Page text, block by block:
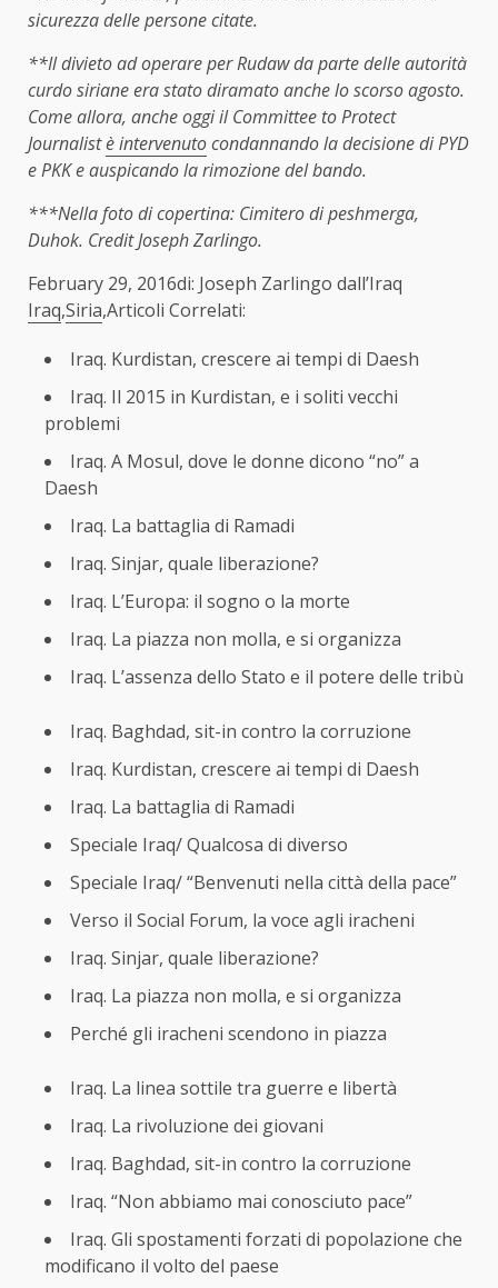
sicurezza delle persone citate.
**Il divieto ad operare per Rudaw da parte delle autorità
curdo siriane era stato diramato anche lo scorso agosto.
Come allora, anche oggi il Committee to Protect
Journalistè intervenutocondannando la decisione di PYD
e PKK e auspicando la rimozione del bando.
***Nella foto di copertina: Cimitero di peshmerga,
Duhok. Credit Joseph Zarlingo.
February 29, 2016di: Joseph Zarlingo dall’Iraq
Iraq,Siria,Articoli Correlati:
Iraq. Kurdistan, crescere ai tempi di Daesh
Iraq. Il 2015 in Kurdistan, e i soliti vecchi
problemi
Iraq. A Mosul, dove le donne dicono “no” a
Daesh
Iraq. La battaglia di Ramadi
Iraq. Sinjar, quale liberazione?
Iraq. L’Europa: il sogno o la morte
Iraq. La piazza non molla, e si organizza
Iraq. L’assenza dello Stato e il potere delle tribù
Iraq. Baghdad, sit-in contro la corruzione
Iraq. Kurdistan, crescere ai tempi di Daesh
Iraq. La battaglia di Ramadi
Speciale Iraq/ Qualcosa di diverso
Speciale Iraq/ “Benvenuti nella città della pace”
Verso il Social Forum, la voce agli iracheni
Iraq. Sinjar, quale liberazione?
Iraq. La piazza non molla, e si organizza
Perché gli iracheni scendono in piazza
Iraq. La linea sottile tra guerre e libertà
Iraq. La rivoluzione dei giovani
Iraq. Baghdad, sit-in contro la corruzione
Iraq. “Non abbiamo mai conosciuto pace”
Iraq. Gli spostamenti forzati di popolazione che
modificano il volto del paese